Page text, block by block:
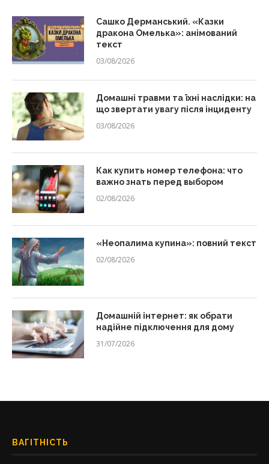
Сашко Дерманський. «Казки
дракона Омелька»: анімований
текст
03/08/2026
Домашні травми та їхні наслідки: на
що звертати увагу після інциденту
03/08/2026
Как купить номер телефона: что
важно знать перед выбором
02/08/2026
«Неопалима купина»: повний текст
02/08/2026
Домашній інтернет: як обрати
надійне підключення для дому
31/07/2026
ВАГІТНІСТЬ